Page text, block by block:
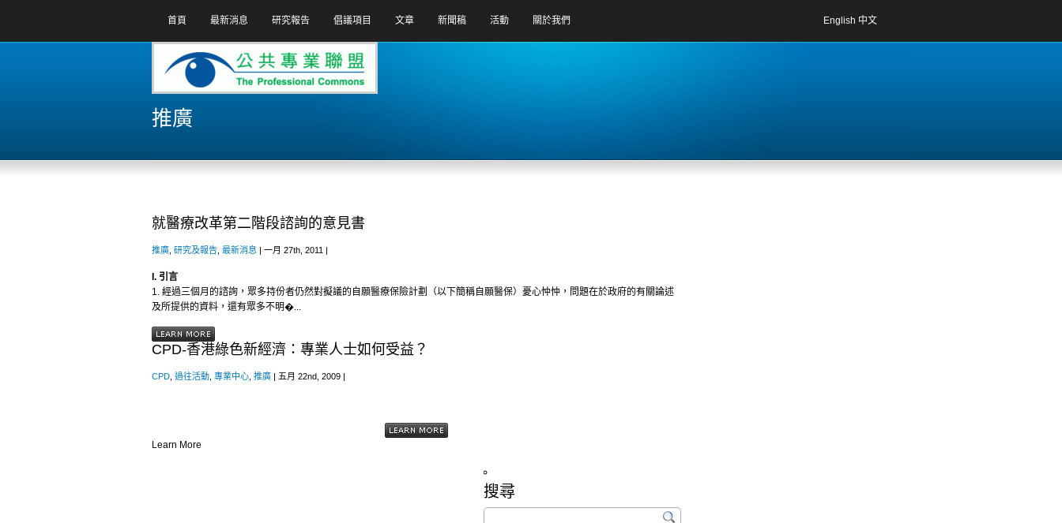
首頁 最新消息 研究報告 倡議項目 文章 新聞稿 活動 關於我們 English 中文
推廣
就醫療改革第二階段諮詢的意見書
推廣 研究及報告 最新消息 | 一月 27th, 2011 |
I. 引言
1. 經過三個月的諮詢，眾多持份者仍然對擬議的自願醫療保險計劃（以下簡稱自願醫保）憂心忡忡，問題在於政府的有關論述
及所提供的資料，還有眾多不明�...
CPD-香港綠色新經濟：專業人士如何受益？
CPD 過往活動 專業中心 推廣 | 五月 22nd, 2009 |
Learn More
搜尋